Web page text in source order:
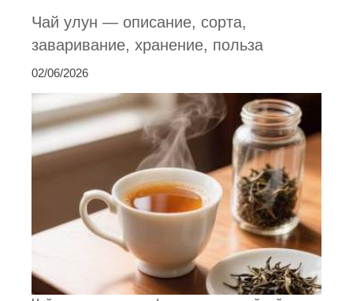
Чай улун — описание, сорта,
заваривание, хранение, польза
02/06/2026